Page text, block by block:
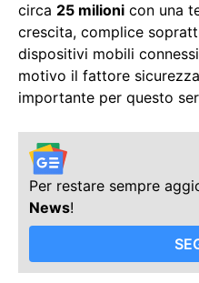
circa 25 milioni con una
crescita, complice
dispositivi mobili
motivo il fattore
importante per questo
Per restare sempre
News!